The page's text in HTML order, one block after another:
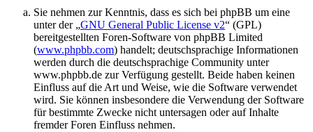
Sie nehmen zur Kenntnis, dass es sich bei phpBB um eine
unter der „GNU General Public License v2“ (GPL)
bereitgestellten Foren-Software von phpBB Limited
(www.phpbb.com) handelt; deutschsprachige Informationen
werden durch die deutschsprachige Community unter
www.phpbb.de zur Verfügung gestellt. Beide haben keinen
Einfluss auf die Art und Weise, wie die Software verwendet
wird. Sie können insbesondere die Verwendung der Software
für bestimmte Zwecke nicht untersagen oder auf Inhalte
fremder Foren Einfluss nehmen.